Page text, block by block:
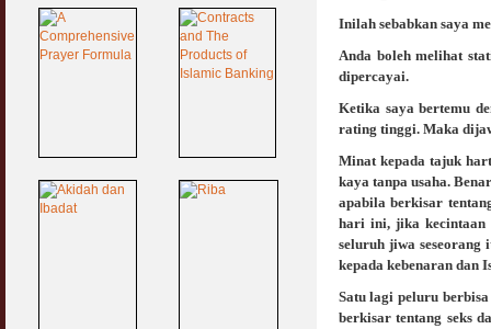
Inilah sebabkan saya
Anda boleh melihat
dipercayai.
Ketika saya bertemu
rating tinggi. Maka
Minat kepada tajuk
kaya tanpa usaha.
apabila berkisar
hari ini, jika kecintaan
seluruh jiwa
kepada kebenaran dan
Satu lagi peluru
berkisar tentang seks